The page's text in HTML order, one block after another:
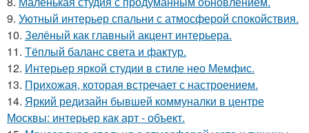
9. Уютный интерьер спальни с атмосферой спокойствия.
10. Зелёный как главный акцент интерьера.
11. Тёплый баланс света и фактур.
12. Интерьер яркой студии в стиле нео Мемфис.
13. Прихожая, которая встречает с настроением.
14. Яркий редизайн бывшей коммуналки в центре
Москвы: интерьер как арт - объект.